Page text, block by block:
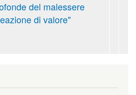
del malessere
di valore"